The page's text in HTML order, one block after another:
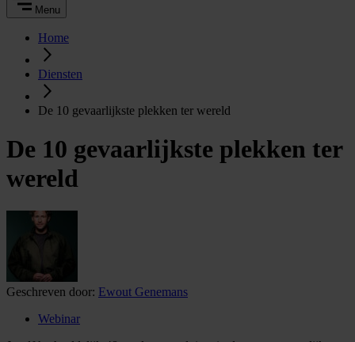
Menu
Home
Diensten
De 10 gevaarlijkste plekken ter wereld
De 10 gevaarlijkste plekken ter
wereld
Geschreven door: Ewout Genemans
Webinar